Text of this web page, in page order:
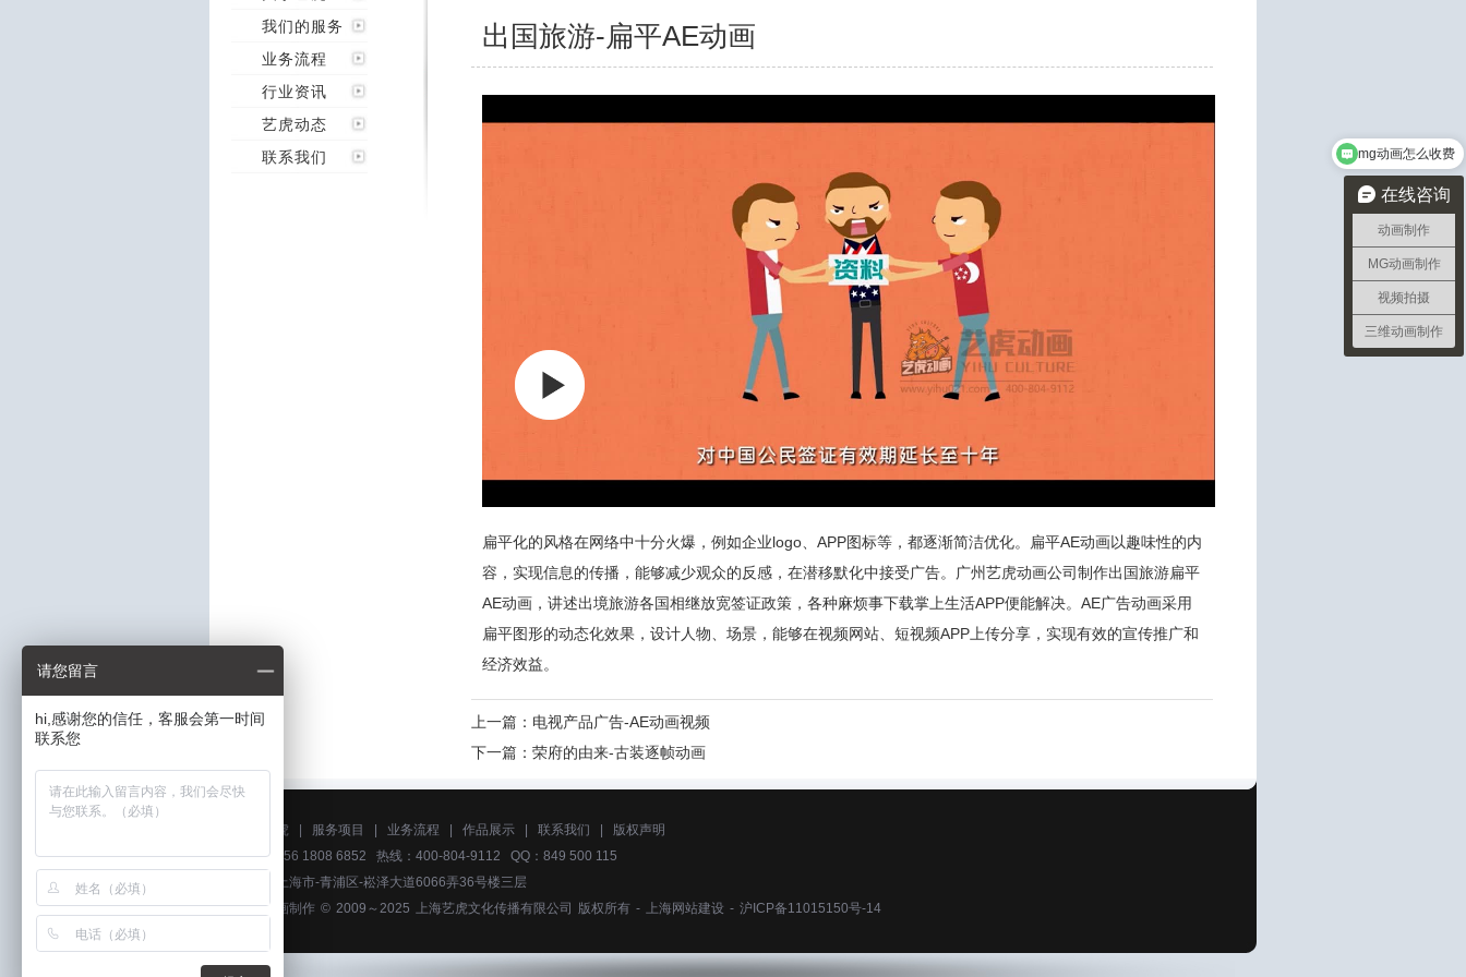
我们的服务
业务流程
行业资讯
艺虎动态
联系我们
出国旅游-扁平AE动画
扁平化的风格在网络中十分火爆，例如企业logo、APP图标等，都逐渐简洁优化。扁平AE动画以趣味性的内
容，实现信息的传播，能够减少观众的反感，在潜移默化中接受广告。广州艺虎动画公司制作出国旅游扁平
AE动画，讲述出境旅游各国相继放宽签证政策，各种麻烦事下载掌上生活APP便能解决。AE广告动画采用
扁平图形的动态化效果，设计人物、场景，能够在视频网站、短视频APP上传分享，实现有效的宣传推广和
经济效益。
上一篇： 电视产品广告-AE动画视频
下一篇： 荣府的由来-古装逐帧动画
关于艺虎 服务项目 业务流程 作品展示 联系我们
版权声明
电话：156 1808 6852 热线：400-804-9112 QQ：849 500 115
地址：上海市-青浦区-崧泽大道6066弄36号楼三层
广州动画制作 © 2009～2025 上海艺虎文化传播有限公司 版权所有 - 上海网站建设 - 沪ICP备11015150号-14
在线咨询
动画制作
MG动画制作
视频拍摄
三维动画制作
mg动画怎么收费
请您留言
hi,感谢您的信任，客服会第一时间
联系您